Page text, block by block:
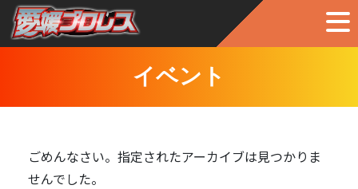
イベント
ごめんなさい。指定されたアーカイブは見つかりま
せんでした。